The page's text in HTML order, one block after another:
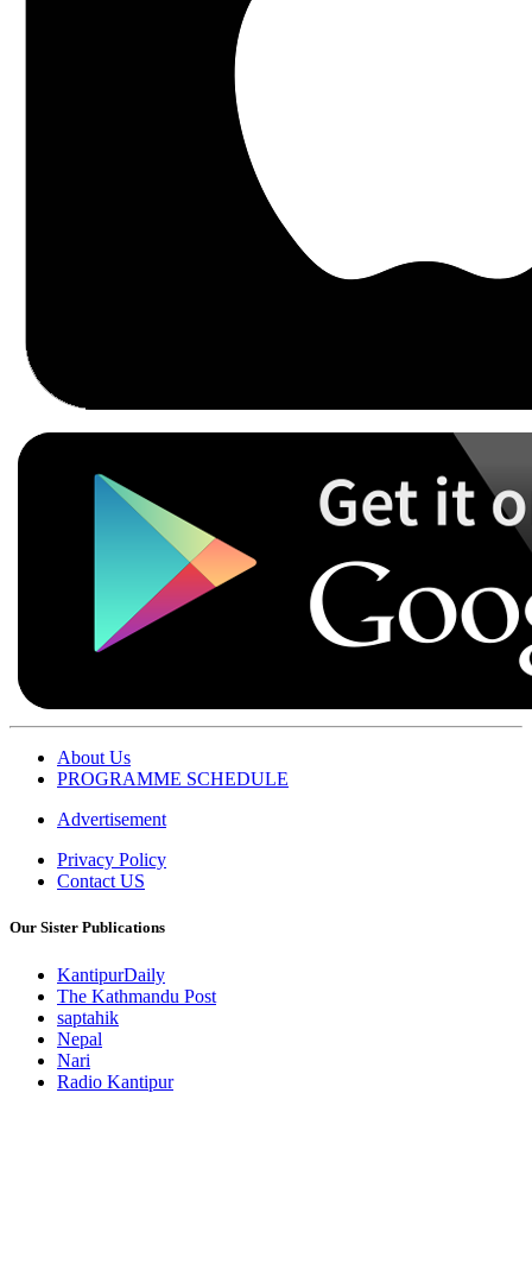
About Us
PROGRAMME SCHEDULE
Advertisement
Privacy Policy
Contact US
Our Sister Publications
KantipurDaily
The Kathmandu Post
saptahik
Nepal
Nari
Radio Kantipur